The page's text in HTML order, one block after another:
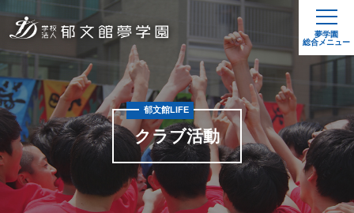
夢学園
総合メニュー
クラブ活動
郁文館LIFE